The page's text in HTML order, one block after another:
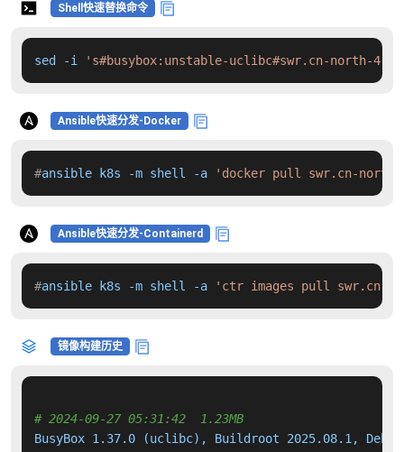
Shell快速替换命令
sed -i 's#busybox:unstable-uclibc#swr.cn-north-
Ansible快速分发-Docker
#ansible k8s -m shell -a 'docker pull swr.cn-north-
Ansible快速分发-Containerd
#ansible k8s -m shell -a 'ctr images pull swr.cn-
镜像构建历史
# 2024-09-27 05:31:42  1.23MB
BusyBox 1.37.0 (uclibc), Buildroot 2025.08.1,